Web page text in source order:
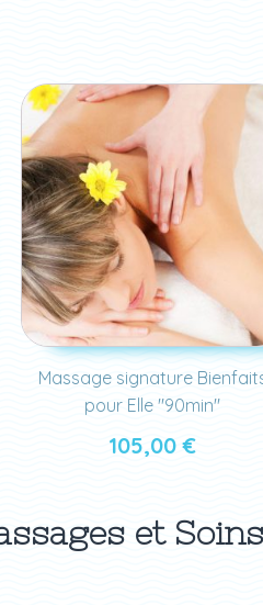
Massage signature
pour Elle "90min"
105,00€
et